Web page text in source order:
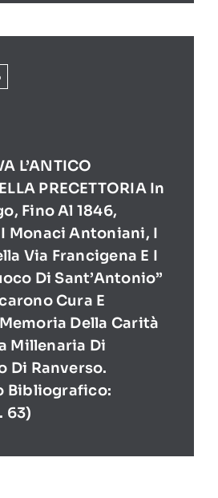
L’ANTICO
PRECETTORIA In
Fino Al 1846,
Monaci Antoniani, I
Via Francigena E I
Di Sant’Antonio”
Cura E
Della Carità
Millenaria Di
Di Ranverso.
Bibliografico:
63)